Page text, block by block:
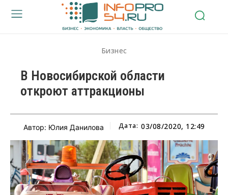
Бизнес
В Новосибирской области
откроют аттракционы
Автор: Юлия Данилова Дата: 03/08/2020, 12:49